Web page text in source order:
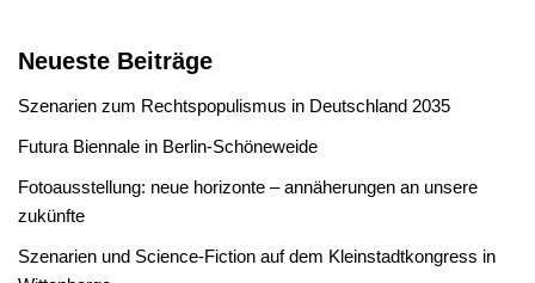
Neueste Beiträge
Szenarien zum Rechtspopulismus in Deutschland 2035
Futura Biennale in Berlin-Schöneweide
Fotoausstellung: neue horizonte – annäherungen an unsere
zukünfte
Szenarien und Science-Fiction auf dem Kleinstadtkongress in